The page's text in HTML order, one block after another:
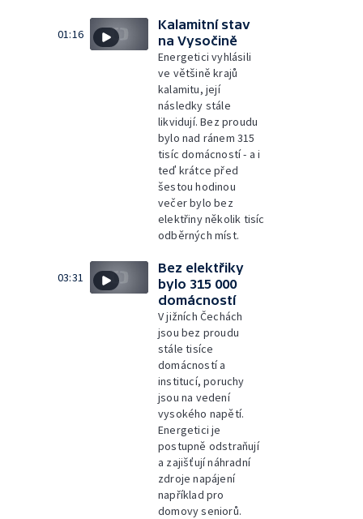
01:16
Kalamitní stav
na Vysočině
Energetici vyhlásili
ve většině krajů
kalamitu, její
následky stále
likvidují. Bez proudu
bylo nad ránem 315
tisíc domácností - a i
teď krátce před
šestou hodinou
večer bylo bez
elektřiny několik tisíc
odběrných míst.
03:31
Bez elektřiky
bylo 315 000
domácností
V jižních Čechách
jsou bez proudu
stále tisíce
domácností a
institucí, poruchy
jsou na vedení
vysokého napětí.
Energetici je
postupně odstraňují
a zajišťují náhradní
zdroje napájení
například pro
domovy seniorů.